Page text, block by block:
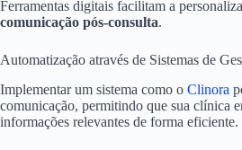
Ferramentas digitais facilitam a
comunicação pós-consulta.
Automatização através de Sistemas de
Implementar um sistema como o Clinora
comunicação, permitindo que sua clínica
informações relevantes de forma eficiente.